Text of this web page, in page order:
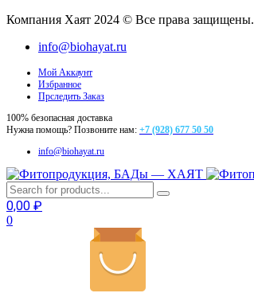
Компания Хаят 2024 © Все права защищены.
info@biohayat.ru
Мой Аккаунт
Избранное
Прследить Заказ
100% безопасная доставка
Нужна помощь? Позвоните нам: +7 (928) 677 50 50
info@biohayat.ru
0,00 ₽
0